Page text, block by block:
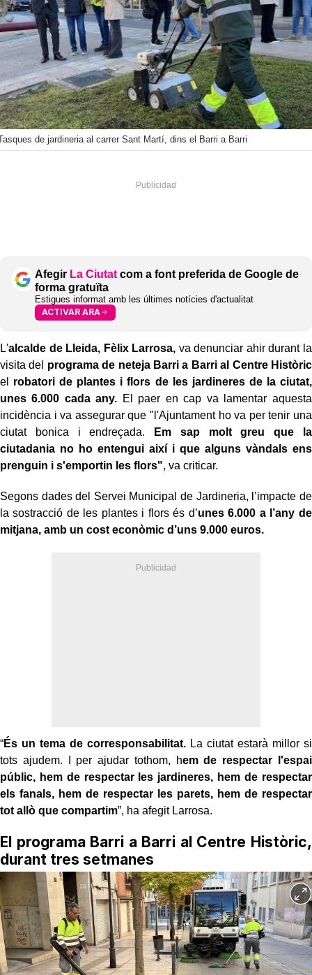
de jardineria al carrer Sant Martí, dins el Barri a Barri
Afegir La Ciutat com a font preferida de Google de
forma gratuïta
Estigues informat amb les últimes notícies d'actualitat
ACTIVAR ARA
L'alcalde de Lleida, Fèlix Larrosa, va denunciar ahir durant la
visita del programa de neteja Barri a Barri al Centre Històric
el robatori de plantes i flors de les jardineres de la ciutat,
unes 6.000 cada any. El paer en cap va lamentar aquesta
incidència i va assegurar que "l'Ajuntament ho va per tenir una
ciutat bonica i endreçada.
Em sap molt greu que la
ciutadania no ho entengui així i que alguns vàndals ens
prenguin i s'emportin les flors", va criticar.
Segons dades del Servei Municipal de Jardineria, l’impacte de
la sostracció de les plantes i flors és d’unes 6.000 a l’any de
mitjana, amb un cost econòmic d’uns 9.000 euros.
“És un tema de corresponsabilitat.La ciutat estarà millor si
tots ajudem. I per ajudar tothom, hem de respectar l'espai
públic, hem de respectar les jardineres, hem de respectar
els fanals, hem de respectar les parets, hem de respectar
tot allò que compartim”, ha afegit Larrosa.
El programa Barri a Barri al Centre Històric,
durant tres setmanes